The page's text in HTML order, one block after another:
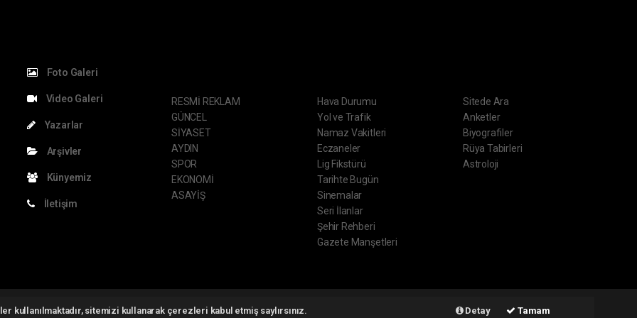
sitemizi kullanarak çerezleri kabul etmiş saylırsınız. Detay Tamam
Foto Galeri
Video Galeri
Yazarlar
Arşivler
Künyemiz
İletişim
RESMİ REKLAM
GÜNCEL
SİYASET
AYDIN
SPOR
EKONOMİ
ASAYİŞ
Hava Durumu
Yol ve Trafik
Namaz Vakitleri
Eczaneler
Lig Fikstürü
Tarihte Bugün
Sinemalar
Seri İlanlar
Şehir Rehberi
Gazete Manşetleri
Sitede Ara
Anketler
Biyografiler
Rüya Tabirleri
Astroloji
2026 ©haber yazılımıhaber paketi haber scriptihaber yazılımhaber script Haber Yazılımı: Web Aksiyon ®